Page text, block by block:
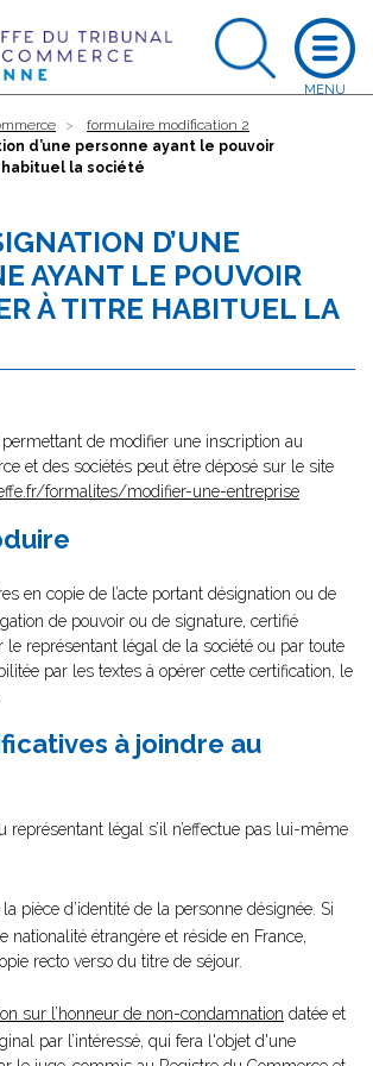
formulaire modification 2
d’une personne ayant le pouvoir
la société
D’UNE
AYANT LE POUVOIR
À TITRE HABITUEL LA
permettant de modifier une inscription au
et des sociétés peut être déposé sur le site
formalites/modifier-une-entreprise
en copie de l’acte portant désignation ou de
de pouvoir ou de signature, certifié
le représentant légal de la société ou par toute
par les textes à opérer cette certification, le
à joindre au
représentant légal s’il n’effectue pas lui-même
pièce d’identité de la personne désignée. Si
nationalité étrangère et réside en France,
recto verso du titre de séjour.
sur l’honneur de non-condamnation datée et
par l’intéressé, qui fera l'objet d'une